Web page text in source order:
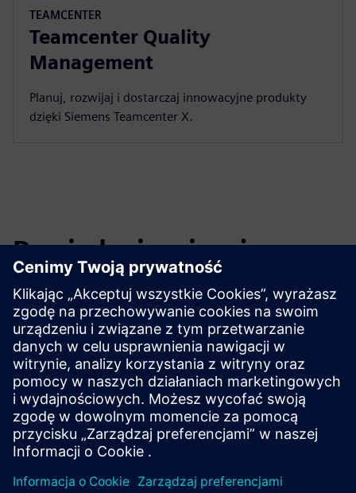
TEAMCENTER
Teamcenter Quality
Management
Planuj, rozwijaj i dostarczaj innowacyjne produkty
dzięki Siemens Teamcenter X.
Dowiedz się więcej
Obejrzyj
Poprawa ciągłego doskonalenia jakości i rozwiązywania
problemów
Obejrzyj webinar